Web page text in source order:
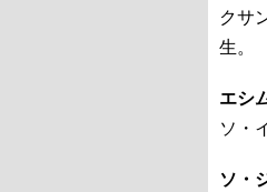
クサ
生。
エシ
ソ・
ソ・